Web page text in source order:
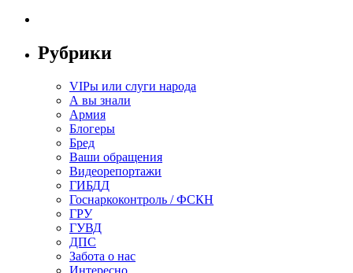
Рубрики
VIPы или слуги народа
А вы знали
Армия
Блогеры
Бред
Ваши обращения
Видеорепортажи
ГИБДД
Госнаркоконтроль / ФСКН
ГРУ
ГУВД
ДПС
Забота о нас
Интересно